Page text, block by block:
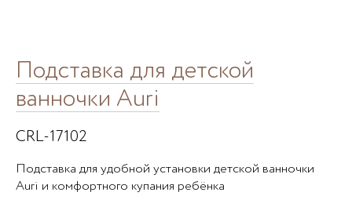
Подставка для детской
ванночки Auri
CRL-17102
Подставка для удобной установки детской ванночки
Auri и комфортного купания ребёнка